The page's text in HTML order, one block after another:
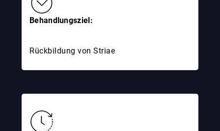
Behandlungsziel:
Rückbildung von Striae